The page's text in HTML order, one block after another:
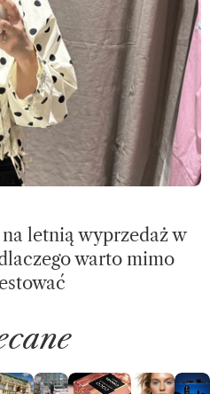
letnią wyprzedaż w
warto mimo